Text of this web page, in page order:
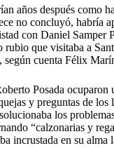
años después como
no concluyó, habría
con Daniel Samper
que visitaba a
cuenta Félix
Posada ocuparon
y preguntas de los
los
“calzonarias y
incrustada en su alma